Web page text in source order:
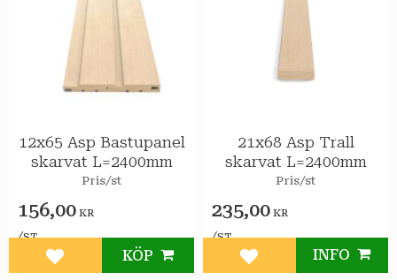
12x65 Asp Bastupanel
skarvat L=2400mm
Pris/st
156,00 KR
/ST
Lägg till i favoriter
KÖP
21x68 Asp Trall
skarvat L=2400mm
Pris/st
235,00 KR
/ST
Lägg till i favoriter
INFO